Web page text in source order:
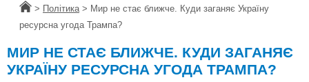
Головна
> Політика > Мир не стає ближче. Куди заганяє Україну
ресурсна угода Трампа?
МИР НЕ СТАЄ БЛИЖЧЕ. КУДИ ЗАГАНЯЄ
УКРАЇНУ РЕСУРСНА УГОДА ТРАМПА?